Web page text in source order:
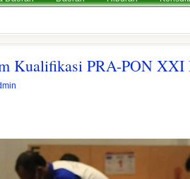
Kualifikasi PRA-PON XXI